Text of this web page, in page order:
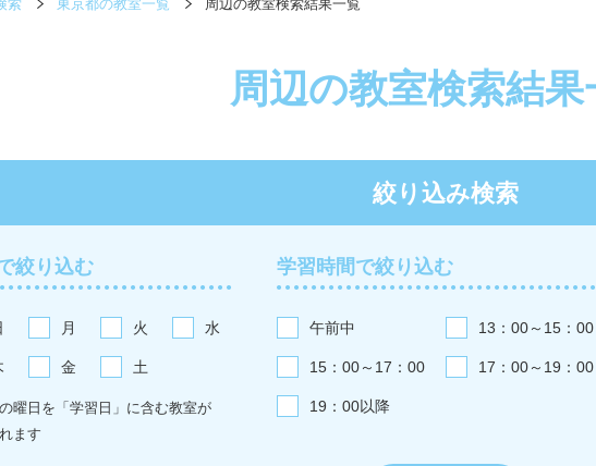
索 東京都の教室一覧 周辺の教室検索結果一覧
周辺の教室検索結果
絞り込み検索
絞り込む
月 火 水
金 土
曜日を「学習日」に含む教室が
ます
学習時間で絞り込む
午前中 13：00～15：00
15：00～17：00 17：00～19：00
19：00以降